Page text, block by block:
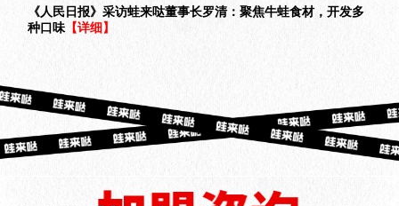
《人民日报》采访蛙来哒董事长罗清：聚焦牛蛙食材，开发多
种口味 【详细】